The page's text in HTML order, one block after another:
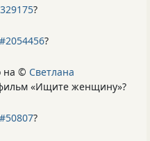
?
#2054456?
на © Светлана
«Ищите женщину»?
#50807?